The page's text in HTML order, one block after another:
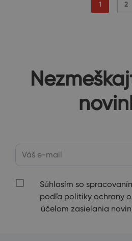
1 2
Súhlasím so
podľa politiky ochrany
účelom zasielania